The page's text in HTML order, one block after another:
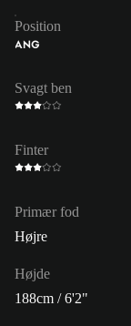
Position
ANG
Svagt ben
Finter
Primær fod
Højre
Højde
188cm / 6'2"